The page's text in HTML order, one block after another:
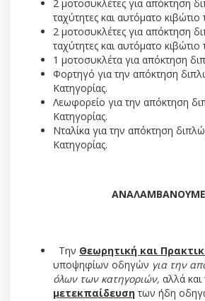
2 μοτοσυκλέτες για απόκτηση
ταχύτητες και αυτόματο
2 μοτοσυκλέτες για απόκτηση
ταχύτητες και αυτόματο
1 μοτοσυκλέτα για απόκτηση
Φορτηγό για την απόκτηση
Κατηγορίας.
Λεωφορείο για την απόκτηση
Κατηγορίας.
Νταλίκα για την απόκτηση
Κατηγορίας.
ΑΝΑΛΑΜΒΑΝΟΥΜΕ
Την Θεωρητική και
υποψηφίων οδηγών για την
όλων των κατηγοριών, αλλά και
μετεκπαίδευση των ήδη